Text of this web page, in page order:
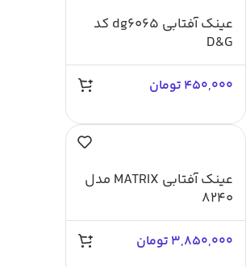
عینک آفتابی dg6065 کد
D&G
450,000 تومان
عینک آفتابی MATRIX مدل
8240
3,850,000 تومان